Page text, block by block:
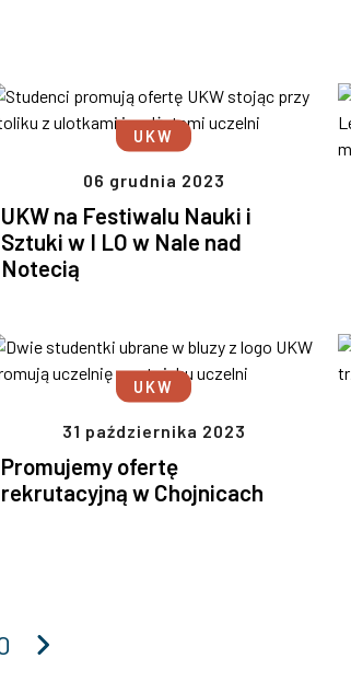
UKW
06 grudnia 2023
UKW na Festiwalu Nauki i
Sztuki w I LO w Nale nad
Notecią
UKW
31 października 2023
Promujemy ofertę
rekrutacyjną w Chojnicach
Następna